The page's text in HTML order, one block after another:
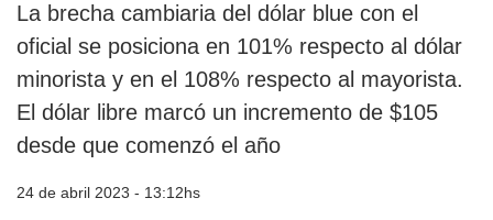
La brecha cambiaria del dólar blue con el
oficial se posiciona en 101% respecto al dólar
minorista y en el 108% respecto al mayorista.
El dólar libre marcó un incremento de $105
desde que comenzó el año
24 de abril 2023 - 13:12hs